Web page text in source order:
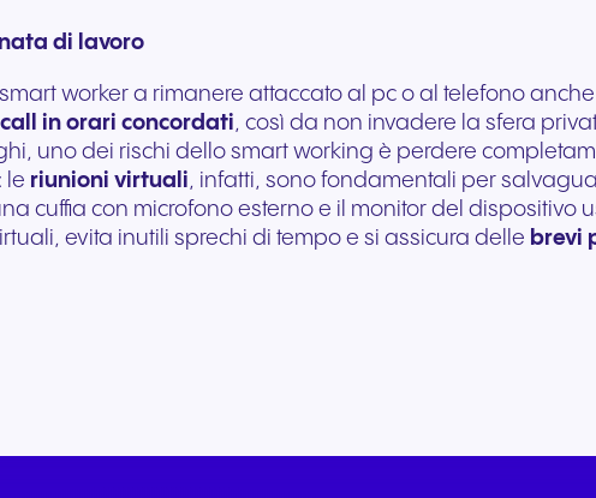
di lavoro
worker a rimanere attaccato al pc o al telefono
in orari concordati, così da non invadere la sfera
uno dei rischi dello smart working è perdere
le riunioni virtuali, infatti, sono fondamentali per
cuffia con microfono esterno e il monitor del dispositivo
evita inutili sprechi di tempo e si assicura delle brevi